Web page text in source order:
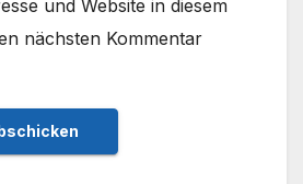
und Website in diesem
nächsten Kommentar